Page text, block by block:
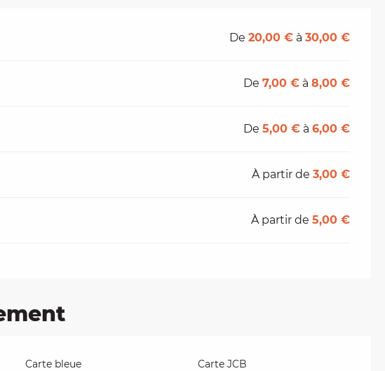
De20,00 € à30,00 €
De7,00 € à8,00 €
De5,00 € à6,00 €
À partir de3,00 €
À partir de5,00 €
Carte bleue Carte JCB